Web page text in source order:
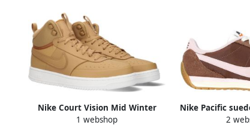
Nike Court Vision Mid Winter
Sneakers Mannen Beige Wit
1 webshop
Nike Pacific
2